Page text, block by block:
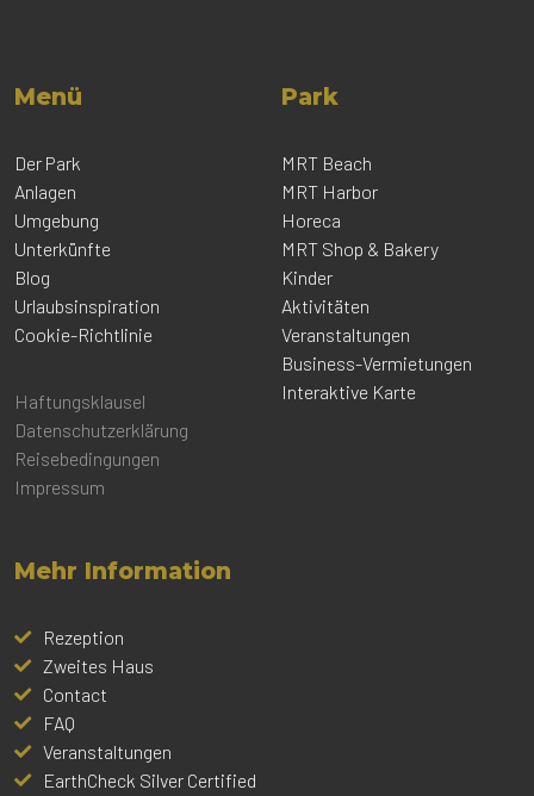
Menü
Der Park
Anlagen
Umgebung
Unterkünfte
Blog
Urlaubsinspiration
Cookie-Richtlinie
Haftungsklausel
Datenschutzerklärung
Reisebedingungen
Impressum
Park
MRT Beach
MRT Harbor
Horeca
MRT Shop & Bakery
Kinder
Aktivitäten
Veranstaltungen
Business-Vermietungen
Interaktive Karte
Mehr Information
Rezeption
Zweites Haus
Contact
FAQ
Veranstaltungen
EarthCheck Silver Certified